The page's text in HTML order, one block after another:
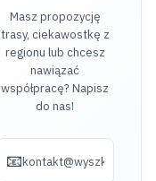
Masz propozycję
trasy, ciekawostkę z
regionu lub chcesz
nawiązać
współpracę? Napisz
do nas!
📧